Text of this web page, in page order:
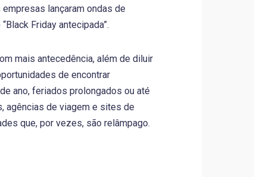
lançaram ondas de
Friday antecipada”.
mais antecedência, além de diluir
de encontrar
ano, feriados prolongados ou até
agências de viagem e sites de
que, por vezes, são relâmpago.